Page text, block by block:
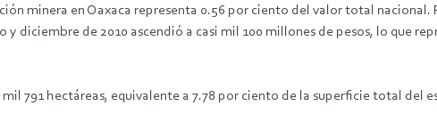
minera en Oaxaca representa 0.56 por ciento del valor total
diciembre de 2010 ascendió a casi mil 100 millones de pesos, lo que
791 hectáreas, equivalente a 7.78 por ciento de la superficie total del